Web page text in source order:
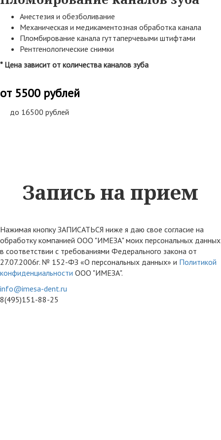
Анестезия и обезболивание
Механическая и медикаментозная обработка канала
Пломбирование канала гуттаперчевыми штифтами
Рентгенологические снимки
* Цена зависит от количества каналов зуба
от 5500 рублей
до 16500 рублей
Запись на прием
Нажимая кнопку ЗАПИСАТЬСЯ ниже я даю свое согласие на
обработку компанией ООО "ИМЕЗА" моих персональных данных
в соответствии с требованиями Федерального закона от
27.07.2006г. № 152-ФЗ «О персональных данных» и Политикой
конфиденциальности ООО "ИМЕЗА".
info@imesa-dent.ru
8(495)151-88-25